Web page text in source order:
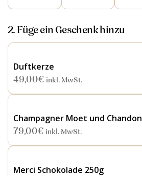
2. Füge ein Geschenk hinzu
Duftkerze
49,00€ inkl. MwSt.
Champagner Moet und Chandon
79,00€ inkl. MwSt.
Merci Schokolade 250g